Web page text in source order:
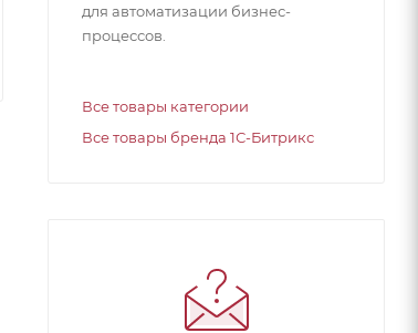
для автоматизации бизнес-
процессов.
Все товары категории
Все товары бренда 1С-Битрикс